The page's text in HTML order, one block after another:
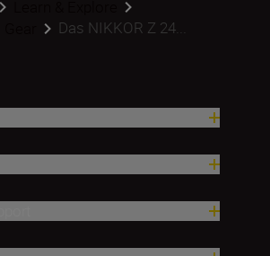
Das NIKKOR Z 24...